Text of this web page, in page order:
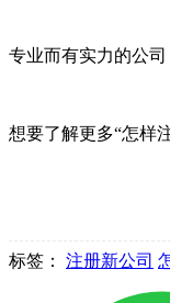
专业而有实力的公
想要了解更多“怎样
标签： 注册新公司